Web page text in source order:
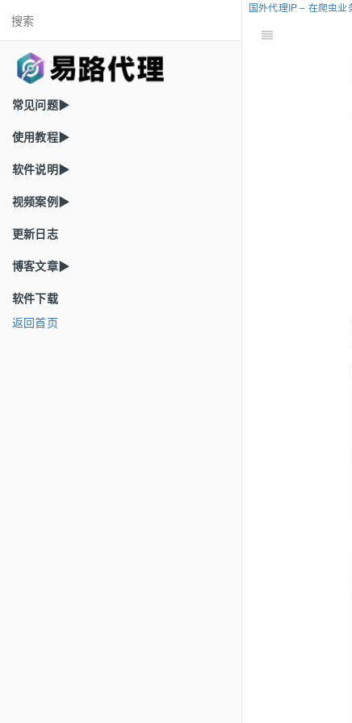
常见问题▶
使用教程▶
软件说明▶
视频案例▶
更新日志
博客文章▶
软件下载
返回首页
国外代理IP – 在爬虫